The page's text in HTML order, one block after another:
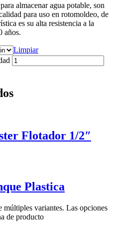
almacenar agua potable, son
para uso en rotomoldeo, de
es su alta resistencia a la
años.
Limpiar
Flotador 1/2″
Plastica
múltiples variantes. Las opciones
de producto